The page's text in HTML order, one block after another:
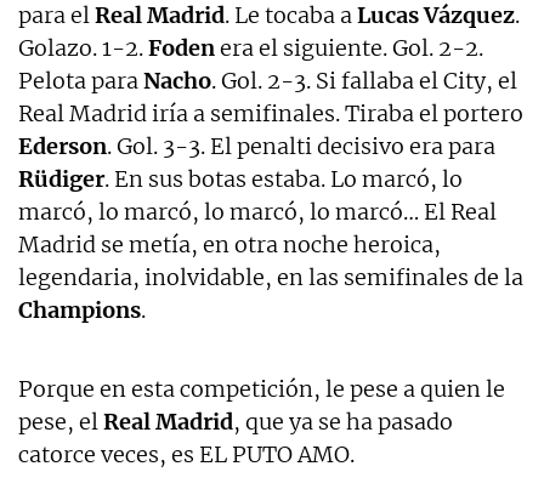
para elReal Madrid. Le tocaba aLucas Vázquez.
Golazo. 1-2.Fodenera el siguiente. Gol. 2-2.
Pelota paraNacho. Gol. 2-3. Si fallaba el City, el
Real Madrid iría a semifinales. Tiraba el portero
Ederson. Gol. 3-3. El penalti decisivo era para
Rüdiger. En sus botas estaba. Lo marcó, lo
marcó, lo marcó, lo marcó, lo marcó… El Real
Madrid se metía, en otra noche heroica,
legendaria, inolvidable, en las semifinales de la
Champions.
Porque en esta competición, le pese a quien le
pese, elReal Madrid, que ya se ha pasado
catorce veces, es EL PUTO AMO.